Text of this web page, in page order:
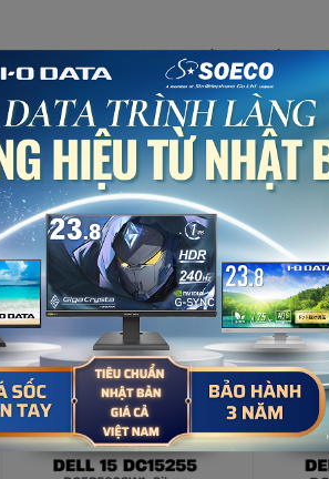
đi học, đi làm mà không hề cảm thấy nặng
thiết kế viền mỏng 2 cạnh cùng với đó sở
khung hình rõ nét, sống động cho trải
giải trí sau những giờ học tập, làm việc
tình trạng bóng gương để các chi tiết màn
của người dùng. Nhưng bạn cũng cần lưu ý
như của cơ thể nhé!
1335U, với 10 nhân 12 luồng cùng xung
rút ngắn thời gian chờ đợi cho bạn phù hợp